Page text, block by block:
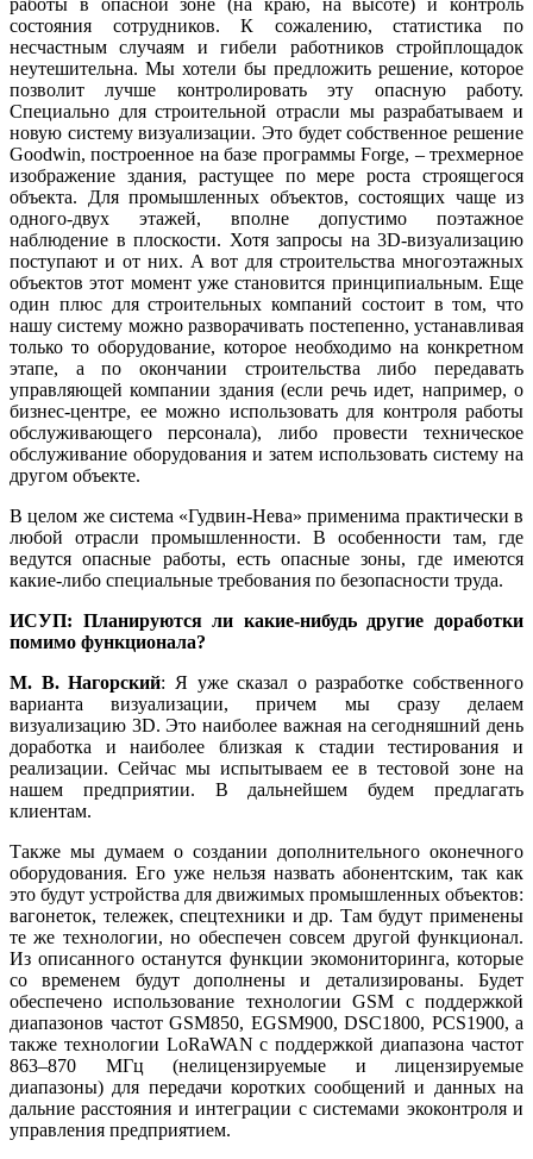
работы в опасной зоне (на краю, на высоте) и контроль
состояния сотрудников. К сожалению, статистика по
несчастным случаям и гибели работников стройплощадок
неутешительна. Мы хотели бы предложить решение, которое
позволит лучше контролировать эту опасную работу.
Специально для строительной отрасли мы разрабатываем и
новую систему визуализации. Это будет собственное решение
Goodwin, построенное на базе программы Forge, – трехмерное
изображение здания, растущее по мере роста строящегося
объекта. Для промышленных объектов, состоящих чаще из
одного-двух этажей, вполне допустимо поэтажное
наблюдение в плоскости. Хотя запросы на 3D-визуализацию
поступают и от них. А вот для строительства многоэтажных
объектов этот момент уже становится принципиальным. Еще
один плюс для строительных компаний состоит в том, что
нашу систему можно разворачивать постепенно, устанавливая
только то оборудование, которое необходимо на конкретном
этапе, а по окончании строительства либо передавать
управляющей компании здания (если речь идет, например, о
бизнес-центре, ее можно использовать для контроля работы
обслуживающего персонала), либо провести техническое
обслуживание оборудования и затем использовать систему на
другом объекте.
В целом же система «Гудвин-Нева» применима практически в
любой отрасли промышленности. В особенности там, где
ведутся опасные работы, есть опасные зоны, где имеются
какие-либо специальные требования по безопасности труда.
ИСУП: Планируются ли какие-нибудь другие доработки
помимо функционала?
М. В. Нагорский: Я уже сказал о разработке собственного
варианта визуализации, причем мы сразу делаем
визуализацию 3D. Это наиболее важная на сегодняшний день
доработка и наиболее близкая к стадии тестирования и
реализации. Сейчас мы испытываем ее в тестовой зоне на
нашем предприятии. В дальнейшем будем предлагать
клиентам.
Также мы думаем о создании дополнительного оконечного
оборудования. Его уже нельзя назвать абонентским, так как
это будут устройства для движимых промышленных объектов:
вагонеток, тележек, спецтехники и др. Там будут применены
те же технологии, но обеспечен совсем другой функционал.
Из описанного останутся функции экомониторинга, которые
со временем будут дополнены и детализированы. Будет
обеспечено использование технологии GSM с поддержкой
диапазонов частот GSM850, EGSM900, DSC1800, PCS1900, а
также технологии LoRaWAN c поддержкой диапазона частот
863–870 MГц (нелицензируемые и лицензируемые
диапазоны) для передачи коротких сообщений и данных на
дальние расстояния и интеграции с системами экоконтроля и
управления предприятием.